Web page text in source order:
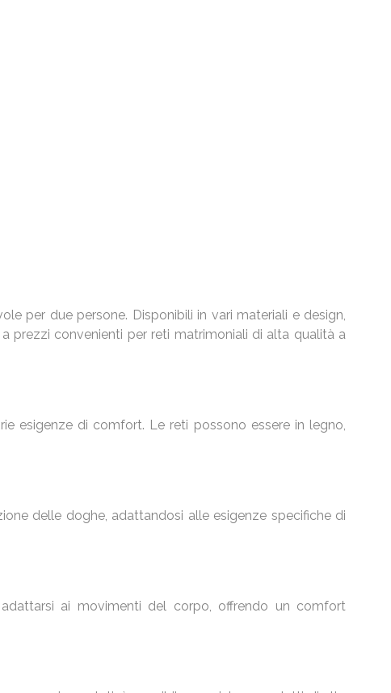
per due persone. Disponibili in vari materiali e design,
prezzi convenienti per reti matrimoniali di alta qualità a
esigenze di comfort. Le reti possono essere in legno,
delle doghe, adattandosi alle esigenze specifiche di
ai movimenti del corpo, offrendo un comfort